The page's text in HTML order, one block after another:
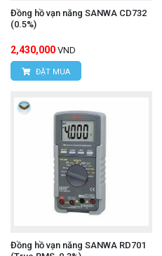
Đồng hồ vạn năng SANWA CD732
(0.5%)
2,430,000 VND
ĐẶT MUA
Đồng hồ vạn năng SANWA RD701